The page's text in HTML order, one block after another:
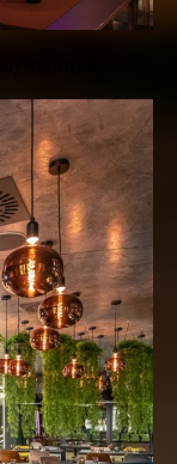
sétány 8.